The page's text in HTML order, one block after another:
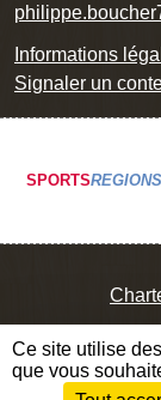
Informations
Signaler un
SPORTSREGIONS
Ce site utilise
que vous